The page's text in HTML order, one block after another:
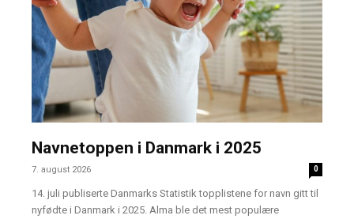
Navnetoppen i Danmark i 2025
7. august 2026 0
14. juli publiserte Danmarks Statistik topplistene for navn gitt til
nyfødte i Danmark i 2025. Alma ble det mest populære